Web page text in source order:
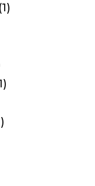
(1)